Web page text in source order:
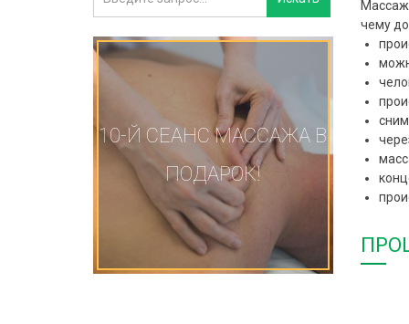
10-Й СЕАНС МАССАЖА В
ПОДАРОК!
чему